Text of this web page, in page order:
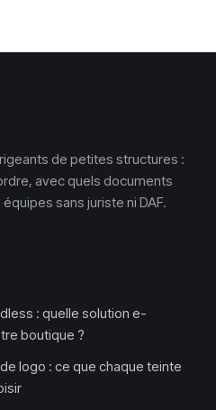
de petites structures :
avec quels documents
sans juriste ni DAF.
: quelle solution e-
boutique ?
logo : ce que chaque teinte